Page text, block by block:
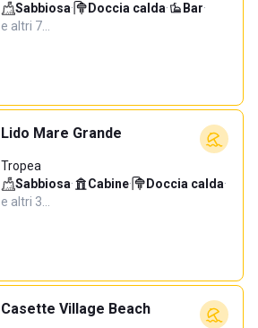
Sabbiosa· Doccia calda· Bar·
e altri 7…
Lido Mare Grande
Tropea
Sabbiosa· Cabine· Doccia calda·
e altri 3…
Casette Village Beach